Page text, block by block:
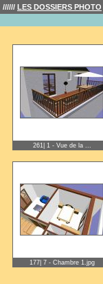
////// LES DOSSIERS PHOTO
261| 1 - Vue de la ...
177| 7 - Chambre 1.jpg